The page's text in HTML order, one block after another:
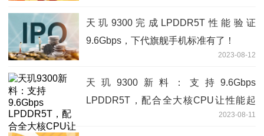
天玑9300完成LPDDR5T性能验证
9.6Gbps，下代旗舰手机标准有了！
2023-08-12
天玑9300新料：支持9.6Gbps
LPDDR5T，配合全大核CPU让性能起
2023-08-11